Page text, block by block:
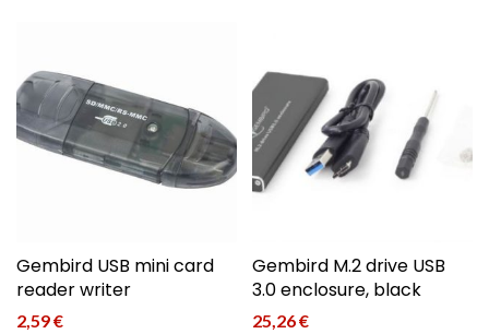
Gembird USB mini card
reader writer
2,59€
Gembird M.2 drive USB
3.0 enclosure, black
25,26€